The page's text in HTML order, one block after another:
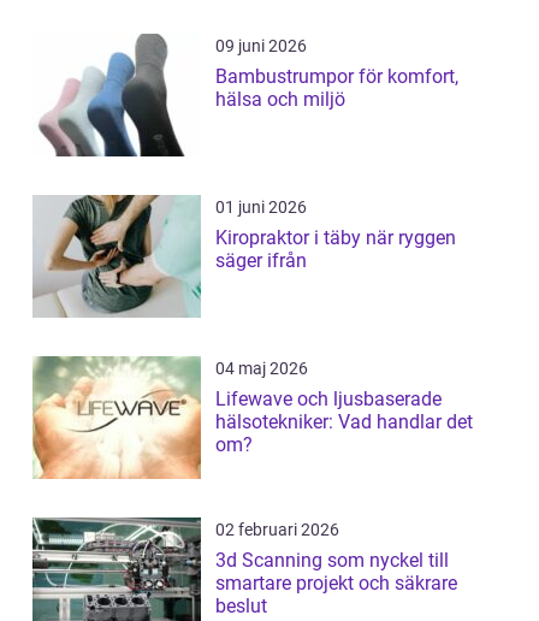
09 juni 2026
Bambustrumpor för komfort,
hälsa och miljö
01 juni 2026
Kiropraktor i täby när ryggen
säger ifrån
04 maj 2026
Lifewave och ljusbaserade
hälsotekniker: Vad handlar det
om?
02 februari 2026
3d Scanning som nyckel till
smartare projekt och säkrare
beslut